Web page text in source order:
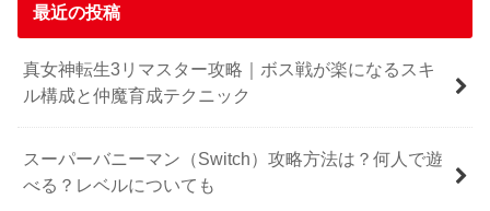
最近の投稿
真女神転生3リマスター攻略｜ボス戦が楽になるスキ
ル構成と仲魔育成テクニック
スーパーバニーマン（Switch）攻略方法は？何人で遊
べる？レベルについても